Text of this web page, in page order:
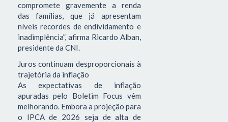
compromete gravemente a renda
das famílias, que já apresentam
níveis recordes de endividamento e
inadimplência”, afirma Ricardo Alban,
presidente da CNI.
Juros continuam desproporcionais à
trajetória da inflação
As expectativas de inflação
apuradas pelo Boletim Focus vêm
melhorando. Embora a projeção para
o IPCA de 2026 seja de alta de